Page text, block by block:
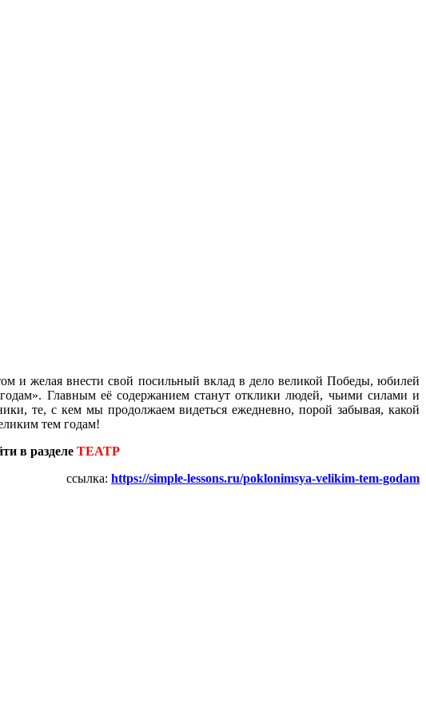
и желая внести свой посильный вклад в дело великой Победы, юбилей
Главным её содержанием станут отклики людей, чьими силами и
те, с кем мы продолжаем видеться ежедневно, порой забывая, какой
тем годам!
в разделе ТЕАТР
ссылка: https://simple-lessons.ru/poklonimsya-velikim-tem-godam